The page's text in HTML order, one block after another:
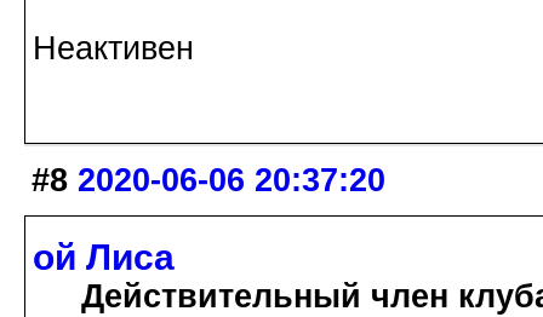
Неактивен
#8 2020-06-06 20:37:20
ой Лиса
Действительный член